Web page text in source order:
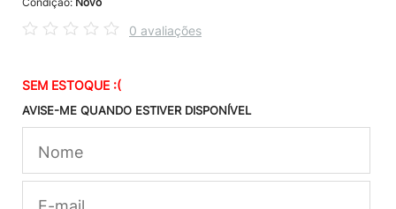
0 avaliações
SEM ESTOQUE :(
AVISE-ME QUANDO ESTIVER DISPONÍVEL